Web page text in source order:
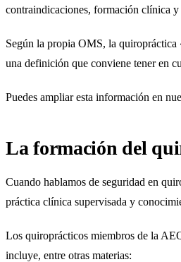
contraindicaciones, formación clínica
Según la propia OMS, la quiropráctica
una definición que conviene tener en
Puedes ampliar esta información en
La formación del
Cuando hablamos de seguridad en
práctica clínica supervisada y
Los quiroprácticos miembros de la
incluye, entre otras materias: